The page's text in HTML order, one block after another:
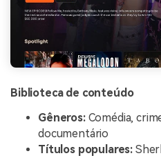
Biblioteca de conteúdo
Gêneros:Comédia,
documentário
Títulos populares: